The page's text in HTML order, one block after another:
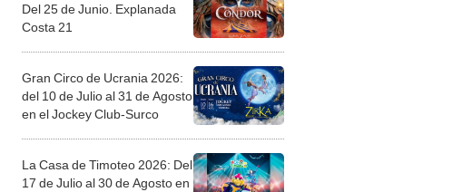
Del 25 de Junio. Explanada
Costa 21
Gran Circo de Ucrania 2026:
del 10 de Julio al 31 de Agosto
en el Jockey Club-Surco
La Casa de Timoteo 2026: Del
17 de Julio al 30 de Agosto en